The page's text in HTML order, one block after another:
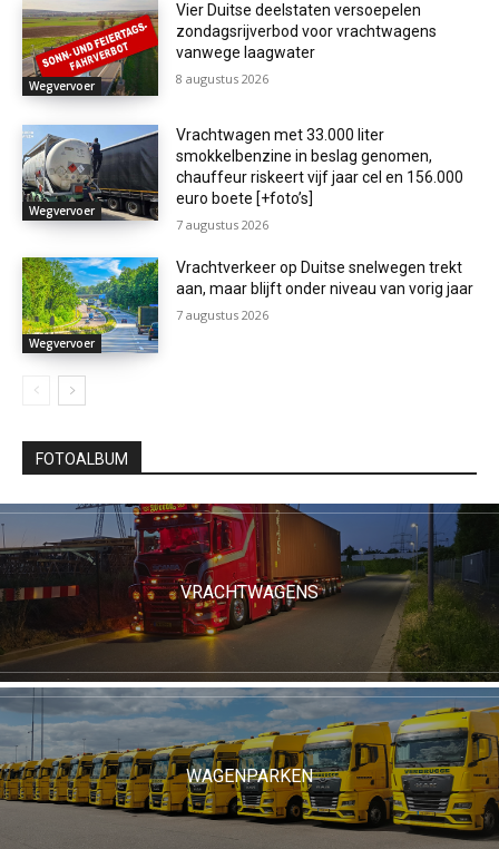
Wegvervoer
Vier Duitse deelstaten versoepelen
zondagsrijverbod voor vrachtwagens
vanwege laagwater
8 augustus 2026
Wegvervoer
Vrachtwagen met 33.000 liter
smokkelbenzine in beslag genomen,
chauffeur riskeert vijf jaar cel en 156.000
euro boete [+foto’s]
7 augustus 2026
Wegvervoer
Vrachtverkeer op Duitse snelwegen trekt
aan, maar blijft onder niveau van vorig jaar
7 augustus 2026
FOTOALBUM
VRACHTWAGENS
WAGENPARKEN